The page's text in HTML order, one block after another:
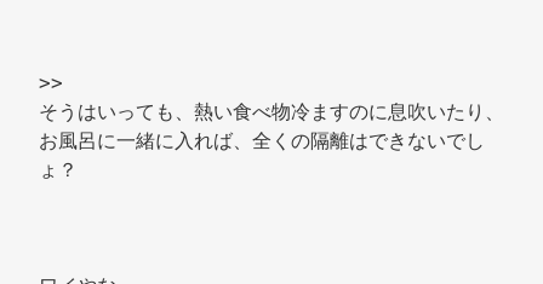
>>
そうはいっても、熱い食べ物冷ますのに息吹いたり、
お風呂に一緒に入れば、全くの隔離はできないでし
ょ？